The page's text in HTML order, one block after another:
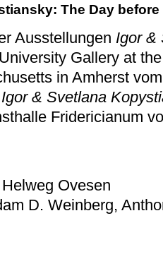
The Day
Ausstellungen Igor &
Gallery at
in Amherst
Igor & Svetlana
Fridericianum
Ovesen
D. Weinberg,